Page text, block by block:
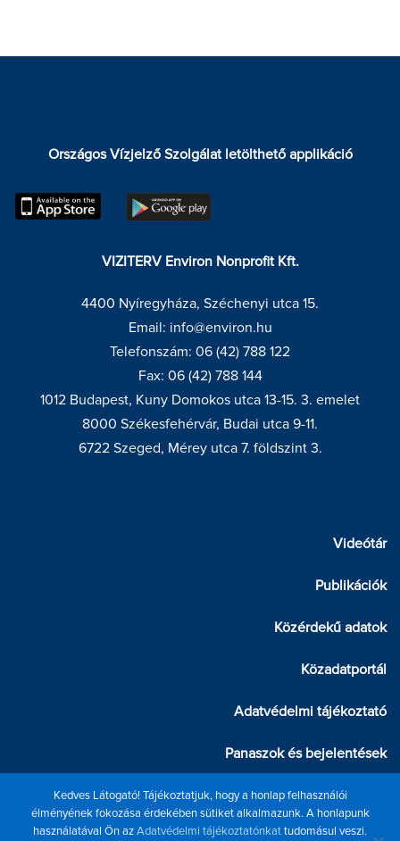
Országos Vízjelző Szolgálat letölthető applikáció
VIZITERV Environ Nonprofit Kft.
4400 Nyíregyháza, Széchenyi utca 15.
Email: info@environ.hu
Telefonszám: 06 (42) 788 122
Fax: 06 (42) 788 144
1012 Budapest, Kuny Domokos utca 13-15. 3. emelet
8000 Székesfehérvár, Budai utca 9-11.
6722 Szeged, Mérey utca 7. földszint 3.
Videótár
Publikációk
Közérdekű adatok
Közadatportál
Adatvédelmi tájékoztató
Panaszok és bejelentések
Belső visszaélés bejelentése
Díjak, elismerések
Kedves Látogató! Tájékoztatjuk, hogy a honlap felhasználói
élményének fokozása érdekében sütiket alkalmazunk. A honlapunk
használatával Ön azAdatvédelmi tájékoztatónkattudomásul veszi.